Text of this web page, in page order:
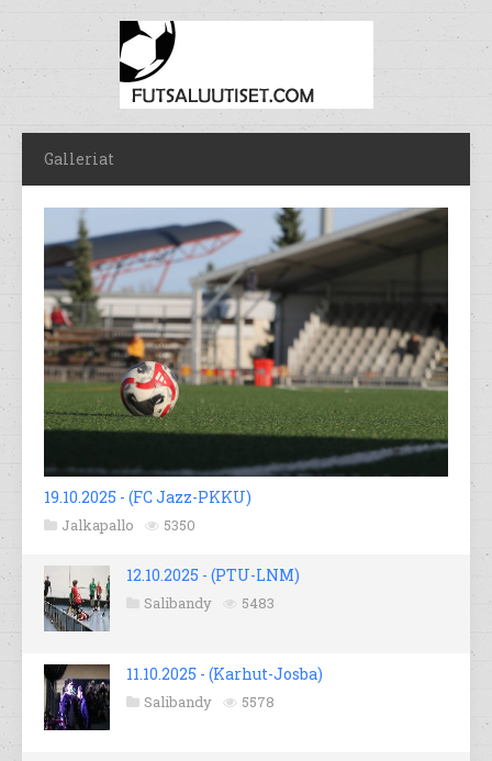
Galleriat
19.10.2025 - (FC Jazz-PKKU)
Jalkapallo 5350
12.10.2025 - (PTU-LNM)
Salibandy 5483
11.10.2025 - (Karhut-Josba)
Salibandy 5578